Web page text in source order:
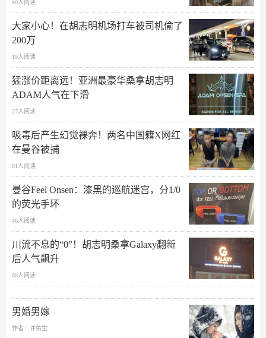
40人阅读
大家小心！在胡志明机场打车被司机偷了
200万
19人阅读
猛涨价距离远！亚洲最豪华桑拿胡志明
ADAM人气在下滑
27人阅读
吸毒后产生幻觉裸奔！两名中国籍X网红
在曼谷被捕
81人阅读
曼谷Feel Onsen：漆黑的巡航迷宫，分1/0
的荧光手环
46人阅读
川流不息的“0”！胡志明桑拿Galaxy翻新
后人气飙升
88人阅读
男婚男嫁
作者：许佑生